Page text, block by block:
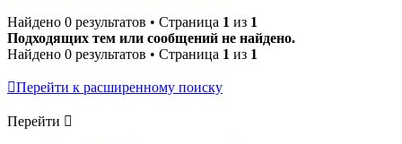
Найдено 0 результатов • Страница 1 из 1
Подходящих тем или сообщений не найдено.
Найдено 0 результатов • Страница 1 из 1
Перейти к расширенному поиску
Перейти